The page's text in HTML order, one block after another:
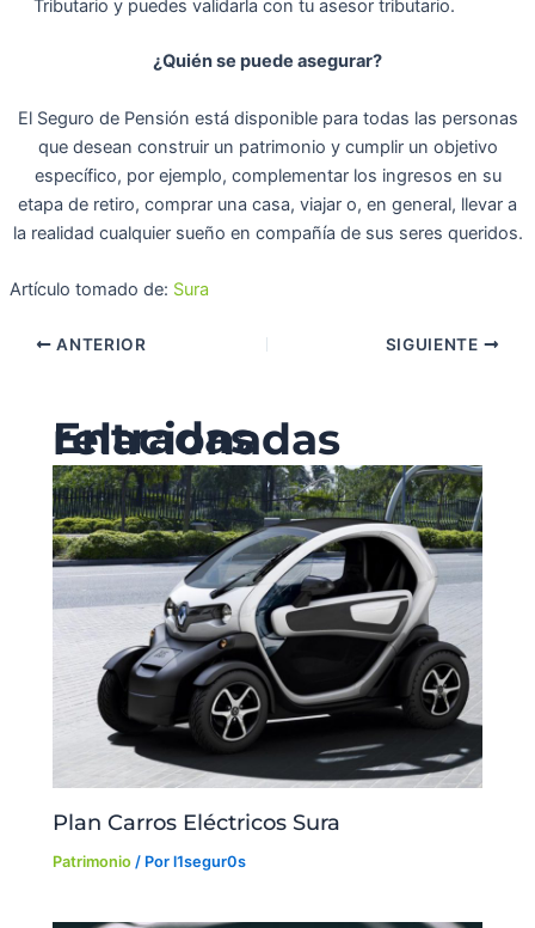
Tributario y puedes validarla con tu asesor tributario.
¿Quién se puede asegurar?
El Seguro de Pensión está disponible para todas las personas
que desean construir un patrimonio y cumplir un objetivo
específico, por ejemplo, complementar los ingresos en su
etapa de retiro, comprar una casa, viajar o, en general, llevar a
la realidad cualquier sueño en compañía de sus seres queridos.
Artículo tomado de: Sura
ANTERIOR SIGUIENTE
Entradas relacionadas
Plan Carros Eléctricos Sura
Patrimonio / Porl1segur0s